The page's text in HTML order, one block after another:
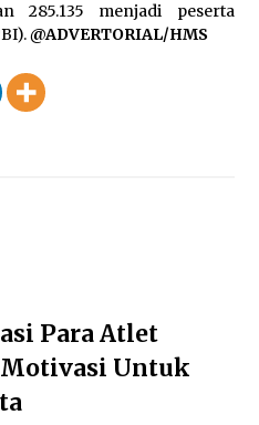
285.135 menjadi peserta
@ADVERTORIAL/HMS
Para Atlet
Motivasi Untuk